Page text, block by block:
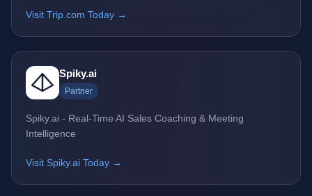
Visit Trip.com Today →
Spiky.ai
Partner
Spiky.ai - Real-Time AI Sales Coaching & Meeting
Intelligence
Visit Spiky.ai Today →